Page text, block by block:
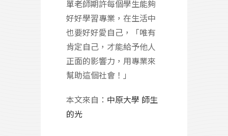
單老師期許每個學生能夠
好好學習專業，在生活中
也要好好愛自己，「唯有
肯定自己，才能給予他人
正面的影響力，用專業來
幫助這個社會！」
本文來自： 中原大學 師生
的光